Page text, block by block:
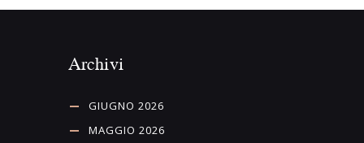
Archivi
GIUGNO 2026
MAGGIO 2026